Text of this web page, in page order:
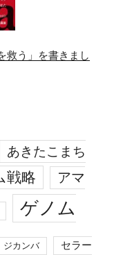
救う」を書きまし
あきたこまち
戦略 アマ
ゲノム
ジカンバ セラー